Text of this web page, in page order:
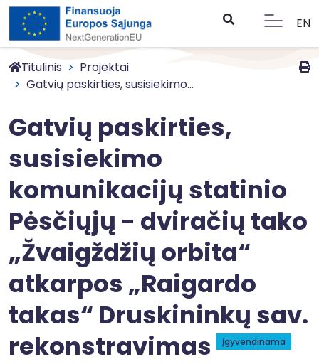
EN
Titulinis
Projektai
Gatvių paskirties, susisiekimo...
Gatvių paskirties,
susisiekimo
komunikacijų statinio
Pėsčiųjų - dviračių tako
„Žvaigždžių orbita“
atkarpos „Raigardo
takas“ Druskininkų sav.
rekonstravimas
Įgyvendinama